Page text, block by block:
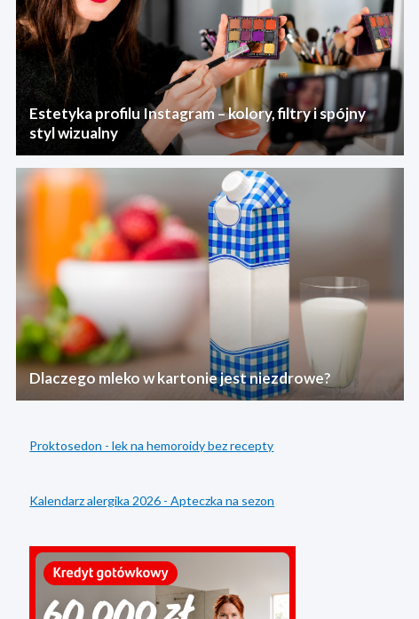
Estetyka profilu Instagram – kolory, filtry i spójny
styl wizualny
Dlaczego mleko w kartonie jest niezdrowe?
Proktosedon - lek na hemoroidy bez recepty
Kalendarz alergika 2026 - Apteczka na sezon